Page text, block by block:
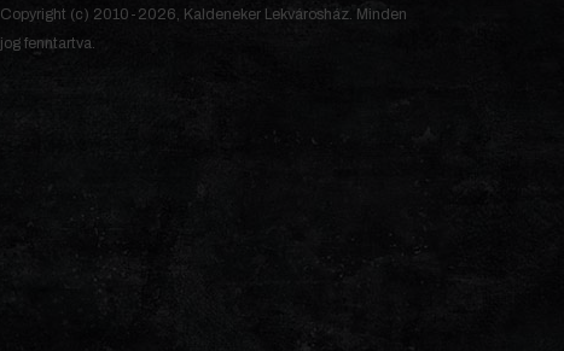
Copyright (c) 2010-2026, Kaldeneker Lekvárosház. Minden
jog fenntartva.